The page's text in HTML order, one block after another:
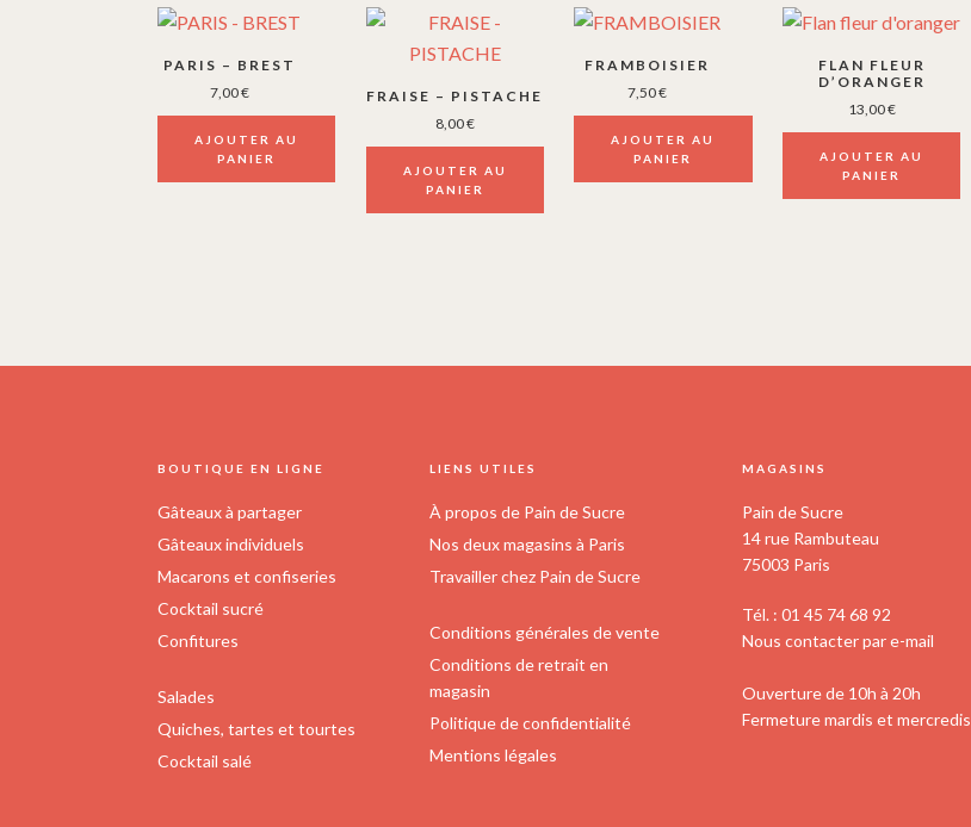
sur
la
du
PARIS – BREST
7,00€
AJOUTER AU
PANIER
FRAISE – PISTACHE
8,00€
AJOUTER AU
PANIER
FRAMBOISIER
7,50€
AJOUTER AU
PANIER
FLAN FLEUR
D’ORANGER
13,00€
AJOUTER AU
PANIER
BOUTIQUE EN LIGNE
Gâteaux à partager
Gâteaux individuels
Macarons et confiseries
Cocktail sucré
Confitures
Salades
Quiches, tartes et tourtes
Cocktail salé
LIENS UTILES
À propos de Pain de Sucre
Nos deux magasins à Paris
Travailler chez Pain de Sucre
Conditions générales de vente
Conditions de retrait en
magasin
Politique de confidentialité
Mentions légales
MAGASINS
Pain de Sucre
14 rue Rambuteau
75003 Paris
Tél. : 01 45 74 68 92
Nous contacter par e-mail
Ouverture de 10h à 20h
Fermeture mardis et mercredis